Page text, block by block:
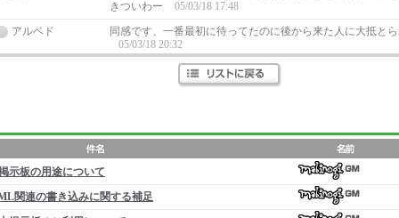
きついわー
05/03/18 17:48
アルベド
同感です、一番最初に待ってたのに後から来た人に大抵と
05/03/18 20:32
示板の用途について
関連の書き込みに関する補足